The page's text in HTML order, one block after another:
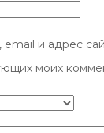
и адрес
моих